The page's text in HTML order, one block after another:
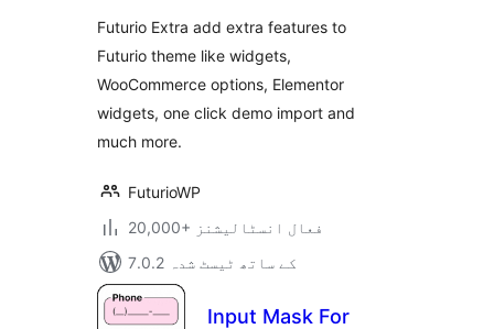
Futurio Extra add extra features to
Futurio theme like widgets,
WooCommerce options, Elementor
widgets, one click demo import and
much more.
FuturioWP
20,000+ فعال انسٹالیشنز
7.0.2 کے ساتھ ٹیسٹ شدہ
Input Mask For